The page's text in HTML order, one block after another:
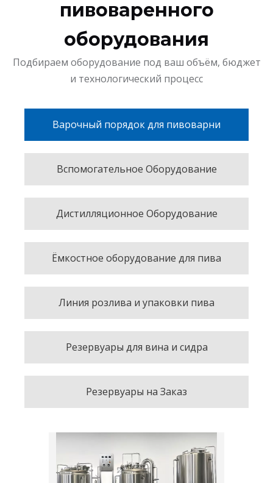
пивоваренного
оборудования
Подбираем оборудование под ваш объём, бюджет
и технологический процесс
Варочный порядок для пивоварни
Вспомогательное Оборудование
Дистилляционное Оборудование
Ёмкостное оборудование для пива
Линия розлива и упаковки пива
Резервуары для вина и сидра
Резервуары на Заказ